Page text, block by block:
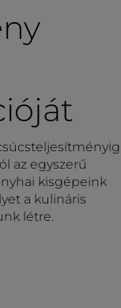
az egyszerű
kisgépeink
a kulináris
létre.